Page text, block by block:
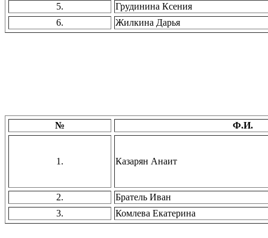
5.
Грудинина Ксения
6.
Жилкина Дарья
№ Ф.И.
1. Казарян Анаит
2.
Братель Иван
3.
Комлева Екатерина